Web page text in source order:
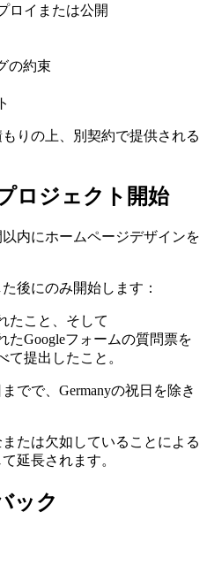
ロイまたは公開
の約束
りの上、別契約で提供される
ロジェクト開始
内にホームページデザインを
後にのみ開始します：
たこと、そして
たGoogleフォームの質問票を
て提出したこと。
でで、Germanyの祝日を除き
たは欠如していることによる
延長されます。
ック